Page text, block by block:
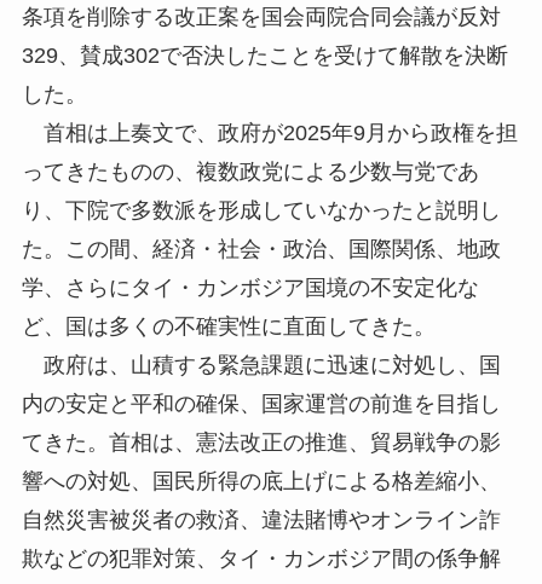
条項を削除する改正案を国会両院合同会議が反対
329、賛成302で否決したことを受けて解散を決断
した。
首相は上奏文で、政府が2025年9月から政権を担
ってきたものの、複数政党による少数与党であ
り、下院で多数派を形成していなかったと説明し
た。この間、経済・社会・政治、国際関係、地政
学、さらにタイ・カンボジア国境の不安定化な
ど、国は多くの不確実性に直面してきた。
政府は、山積する緊急課題に迅速に対処し、国
内の安定と平和の確保、国家運営の前進を目指し
てきた。首相は、憲法改正の推進、貿易戦争の影
響への対処、国民所得の底上げによる格差縮小、
自然災害被災者の救済、違法賭博やオンライン詐
欺などの犯罪対策、タイ・カンボジア間の係争解